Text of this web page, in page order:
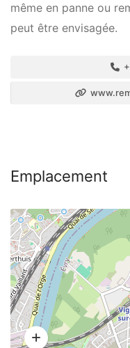
même en panne ou
peut être envisagée.
Emplacement